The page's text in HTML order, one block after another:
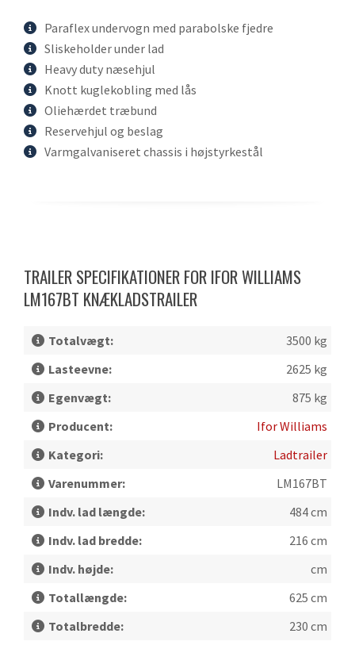
Paraflex undervogn med parabolske fjedre
Sliskeholder under lad
Heavy duty næsehjul
Knott kuglekobling med lås
Oliehærdet træbund
Reservehjul og beslag
Varmgalvaniseret chassis i højstyrkestål
TRAILER SPECIFIKATIONER FOR IFOR WILLIAMS
LM167BT KNÆKLADSTRAILER
Totalvægt:
3500 kg
Lasteevne:
2625 kg
Egenvægt:
875 kg
Producent:
Ifor Williams
Kategori:
Ladtrailer
Varenummer:
LM167BT
Indv. lad længde:
484 cm
Indv. lad bredde:
216 cm
Indv. højde:
cm
Totallængde:
625 cm
Totalbredde:
230 cm